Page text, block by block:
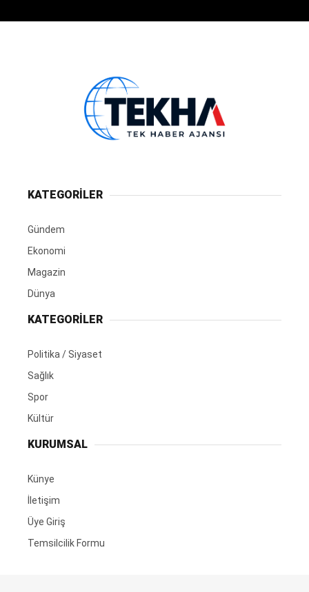
KATEGORİLER
Gündem
Ekonomi
Magazin
Dünya
KATEGORİLER
Politika / Siyaset
Sağlık
Spor
Kültür
KURUMSAL
Künye
İletişim
Üye Giriş
Temsilcilik Formu